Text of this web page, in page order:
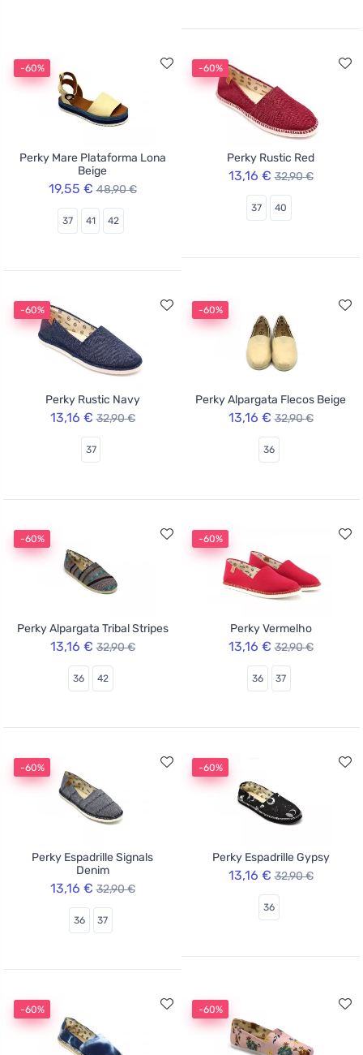
-60%
Perky Mare Plataforma Lona
Beige
19,55 € 48,90 €
37 41 42
-60%
Perky Rustic Red
13,16 € 32,90 €
37 40
-60%
Perky Rustic Navy
13,16 € 32,90 €
37
-60%
Perky Alpargata Flecos Beige
13,16 € 32,90 €
36
-60%
Perky Alpargata Tribal Stripes
13,16 € 32,90 €
36 42
-60%
Perky Vermelho
13,16 € 32,90 €
36 37
-60%
Perky Espadrille Signals
Denim
13,16 € 32,90 €
36 37
-60%
Perky Espadrille Gypsy
13,16 € 32,90 €
36
-60% -60%